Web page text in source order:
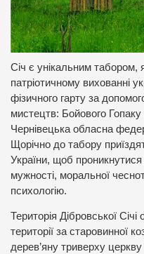
Січ є унікальним табором,
патріотичному вихованні
фізичного гарту за
мистецтв: Бойового
Чернівецька обласна
Щорічно до табору
України, щоб
мужності, моральної
психологію.
Територія Дібровської
території за старовинної
дерев’яну триверху